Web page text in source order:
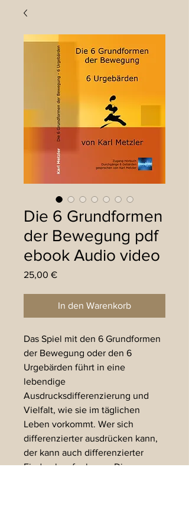
Die 6 Grundformen
der Bewegung pdf
ebook Audio video
25,00 €Preis
In den Warenkorb
Das Spiel mit den 6 Grundformen
der Bewegung oder den 6
Urgebärden führt in eine
lebendige
Ausdrucksdifferenzierung und
Vielfalt, wie sie im täglichen
Leben vorkommt. Wer sich
differenzierter ausdrücken kann,
der kann auch differenzierter
Eindruck aufnehmen. Dies